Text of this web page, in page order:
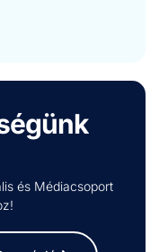
és Médiacsoport